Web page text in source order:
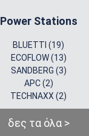
Power Stations
BLUETTI (19)
ECOFLOW (13)
SANDBERG (3)
APC (2)
TECHNAXX (2)
δες τα όλα >